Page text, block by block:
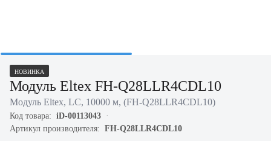
НОВИНКА
Модуль Eltex FH-Q28LLR4CDL10
Модуль Eltex, LC, 10000 м, (FH-Q28LLR4CDL10)
Код товара: iD-00113043
Артикул производителя: FH-Q28LLR4CDL10